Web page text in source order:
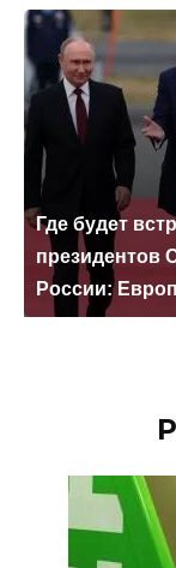
Где будет
президентов
России: